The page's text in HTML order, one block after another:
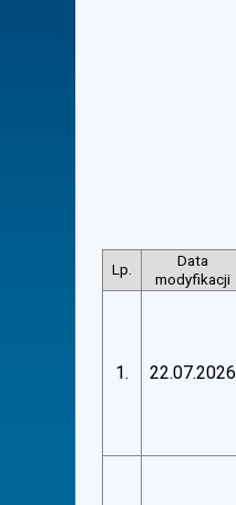
Lp.
Data
modyfikacji
1. 22.07.2026